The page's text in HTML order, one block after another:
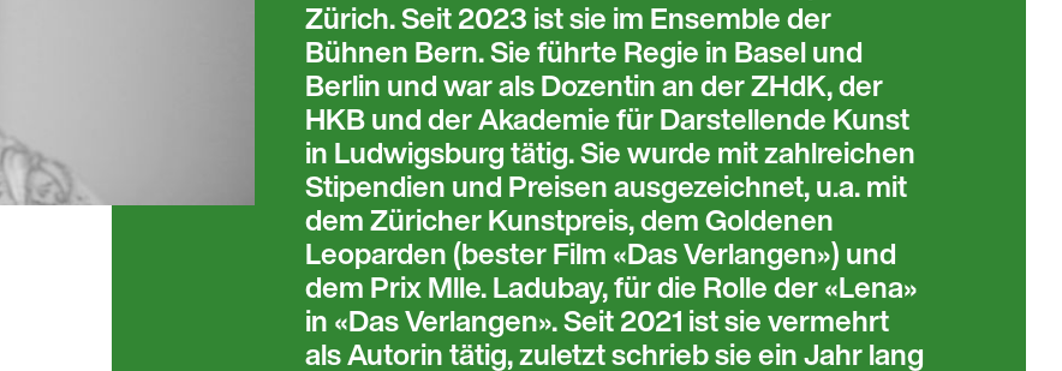
Zürich. Seit 2023 ist sie im Ensemble der
Bühnen Bern. Sie führte Regie in Basel und
Berlin und war als Dozentin an der ZHdK, der
HKB und der Akademie für Darstellende Kunst
in Ludwigsburg tätig. Sie wurde mit zahlreichen
Stipendien und Preisen ausgezeichnet, u.a. mit
dem Züricher Kunstpreis, dem Goldenen
Leoparden (bester Film «Das Verlangen») und
dem Prix Mlle. Ladubay, für die Rolle der «Lena»
in «Das Verlangen». Seit 2021 ist sie vermehrt
als Autorin tätig, zuletzt schrieb sie ein Jahr lang